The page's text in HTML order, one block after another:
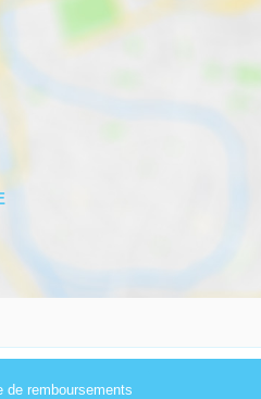
de remboursements